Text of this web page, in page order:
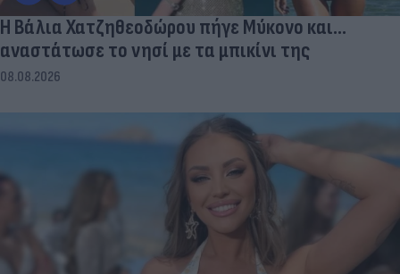
Η Βάλια Χατζηθεοδώρου πήγε Μύκονο και...
αναστάτωσε το νησί με τα μπικίνι της
08.08.2026